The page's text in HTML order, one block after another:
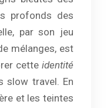
profonds des
par son jeu
mélanges, est
cette identité
slow travel. En
et les teintes